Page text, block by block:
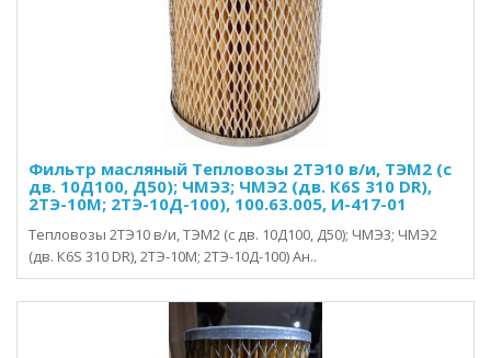
Фильтр масляный Тепловозы 2ТЭ10 в/и, ТЭМ2 (с
дв. 10Д100, Д50); ЧМЭ3; ЧМЭ2 (дв. К6S 310 DR),
2ТЭ-10М; 2ТЭ-10Д-100), 100.63.005, И-417-01
Тепловозы 2ТЭ10 в/и, ТЭМ2 (с дв. 10Д100, Д50); ЧМЭ3; ЧМЭ2
(дв. К6S 310 DR), 2ТЭ-10М; 2ТЭ-10Д-100) Ан..